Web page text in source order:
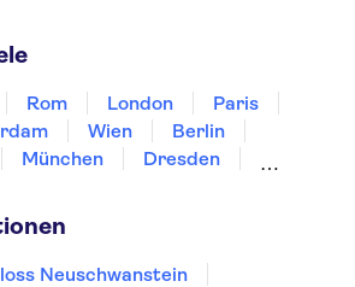
Rom London
Paris
Wien
Berlin
München
Dresden
Neuschwanstein